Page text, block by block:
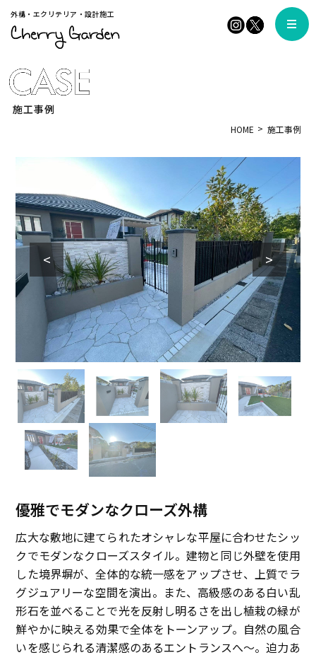
外構・エクリテリア・設計施工
施工事例
HOME 施工事例
< >
優雅でモダンなクローズ外構
広大な敷地に建てられたオシャレな平屋に合わせたシッ
クでモダンなクローズスタイル。建物と同じ外壁を使用
した境界塀が、全体的な統一感をアップさせ、上質でラ
グジュアリーな空間を演出。また、高級感のある白い乱
形石を並べることで光を反射し明るさを出し植栽の緑が
鮮やかに映える効果で全体をトーンアップ。自然の風合
いを感じられる清潔感のあるエントランスへ～。迫力あ